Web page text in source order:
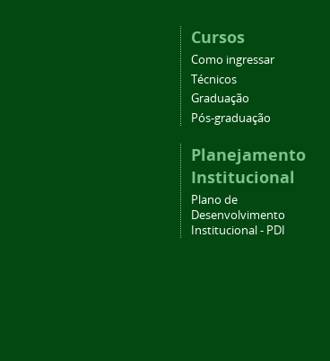
Cursos
Como ingressar
Técnicos
Graduação
Pós-graduação
Planejamento
Institucional
Plano de
Desenvolvimento
Institucional - PDI